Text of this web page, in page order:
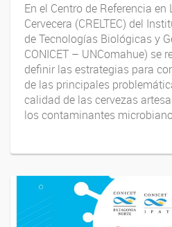
En el Centro de Referencia
Cervecera (CRELTEC) del
de Tecnologías Biológicas y
CONICET – UNComahue) se
definir las estrategias para
de las principales
calidad de las cervezas
los contaminantes